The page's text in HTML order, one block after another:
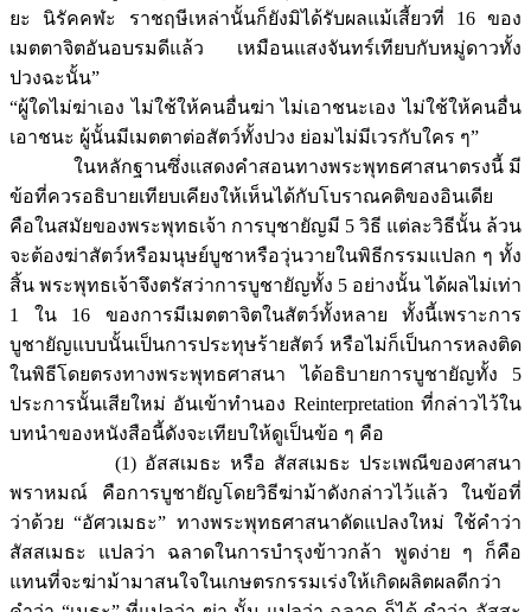
ยะ นิรัคคฬะ ราชฤษีเหล่านั้นก็ยังมิได้รับผลแม้เสี้ยวที่ 16 ของ
เมตตาจิตอันอบรมดีแล้ว เหมือนแสงจันทร์เทียบกับหมู่ดาวทั้ง
ปวงฉะนั้น”
“ผู้ใดไม่ฆ่าเอง ไม่ใช้ให้คนอื่นฆ่า ไม่เอาชนะเอง ไม่ใช้ให้คนอื่น
เอาชนะ ผู้นั้นมีเมตตาต่อสัตว์ทั้งปวง ย่อมไม่มีเวรกับใคร ๆ”
ในหลักฐานซึ่งแสดงคำสอนทางพระพุทธศาสนาตรงนี้ มี
ข้อที่ควรอธิบายเทียบเคียงให้เห็นได้กับโบราณคติของอินเดีย
คือในสมัยของพระพุทธเจ้า การบุชายัญมี 5 วิธี แต่ละวิธีนั้น ล้วน
จะต้องฆ่าสัตว์หรือมนุษย์บูชาหรือวุ่นวายในพิธีกรรมแปลก ๆ ทั้ง
สิ้น พระพุทธเจ้าจึงตรัสว่าการบูชายัญทั้ง 5 อย่างนั้น ได้ผลไม่เท่า
1 ใน 16 ของการมีเมตตาจิตในสัตว์ทั้งหลาย ทั้งนี้เพราะการ
บูชายัญแบบนั้นเป็นการประทุษร้ายสัตว์ หรือไม่ก็เป็นการหลงติด
ในพิธีโดยตรงทางพระพุทธศาสนา ได้อธิบายการบูชายัญทั้ง 5
ประการนั้นเสียใหม่ อันเข้าทำนอง Reinterpretation ที่กล่าวไว้ใน
บทนำของหนังสือนี้ดังจะเทียบให้ดูเป็นข้อ ๆ คือ
(1) อัสสเมธะ หรือ สัสสเมธะ ประเพณีของศาสนา
พราหมณ์ คือการบูชายัญโดยวิธีฆ่าม้าดังกล่าวไว้แล้ว ในข้อที่
ว่าด้วย “อัศวเมธะ” ทางพระพุทธศาสนาดัดแปลงใหม่ ใช้คำว่า
สัสสเมธะ แปลว่า ฉลาดในการบำรุงข้าวกล้า พูดง่าย ๆ ก็คือ
แทนที่จะฆ่าม้ามาสนใจในเกษตรกรรมเร่งให้เกิดผลิตผลดีกว่า